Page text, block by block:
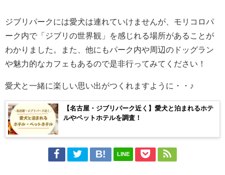
ジブリパークには愛犬は連れていけませんが、モリコロパ
ーク内で「ジブリの世界観」を感じれる場所があることが
わかりました。また、他にもパーク内や周辺のドッグラン
や魅力的なカフェもあるので是非行ってみてください！
愛犬と一緒に楽しい思い出がつくれますように・・♪
【名古屋・ジブリパーク近く】愛犬と泊まれるホテ
ルやペットホテルを調査！
LINE